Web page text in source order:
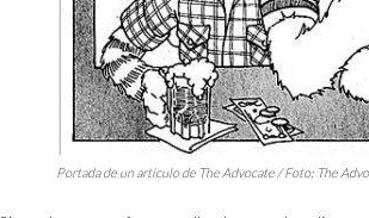
Portada de un artículo de The Advocate / Foto: The